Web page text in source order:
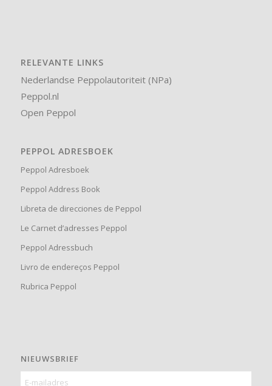
RELEVANTE LINKS
Nederlandse Peppolautoriteit (NPa)
Peppol.nl
Open Peppol
PEPPOL ADRESBOEK
Peppol Adresboek
Peppol Address Book
Libreta de direcciones de Peppol
Le Carnet d’adresses Peppol
Peppol Adressbuch
Livro de endereços Peppol
Rubrica Peppol
NIEUWSBRIEF